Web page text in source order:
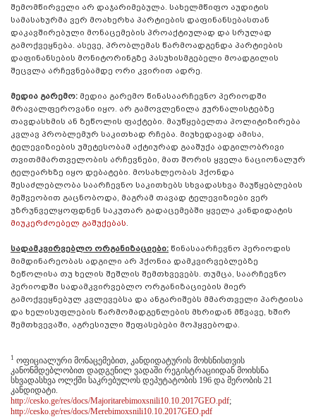
შემომწირველი არ დაჯარიმებულა. სახელმწიფო აუდიტის
სამასახურმა ვერ მოახერხა პარტიების დაფინანსებასთან
დაკავშირებული მონაცემების პროაქტიულად და სრულად
გამოქვეყნება. ასევე, პრობლემას წარმოადგენდა პარტიების
დაფინანსების მონიტორინგზე პასუხისმგებელი მოადგილის
შეცვლა არჩევნებამდე ორი კვირით ადრე.
მედია გარემო: მედია გარემო წინასაარჩევნო პერიოდში
მრავალფეროვანი იყო. არ გამოვლენილა ჟურნალისტებზე
თავდასხმის ან ზეწოლის ფაქტები. მაუწყებელთა პოლიტიზირება
კვლავ პრობლემურ საკითხად რჩება. მიუხედავად ამისა,
ტელევიზიების უმეტესობამ აქტიურად გააშუქა ადგილობრივი
თვითმმართველობის არჩევნები, მათ შორის ყველა ნაციონალურ
ტელეარხზე იყო დებატები. მოსახლეობას ჰქონდა
შესაძლებლობა საარჩევნო საკითხებს სხვადასხვა მაუწყებლების
მეშვეობით გაცნობოდა, მაგრამ თავად ტელევიზიები ვერ
უზრუნველყოფდნენ საკუთარ გადაცემებში ყველა კანდიდატის
მიუკერძოებელ გაშუქებას.
სადამკვირვებლო ორგანიზაციები: წინასაარჩევნო პერიოდის
მიმდინარეობას ადგილი არ ჰქონია დამკვირვებლებზე
ზეწოლისა თუ ხელის შეშლის შემთხვევებს. თუმცა, საარჩევნო
პერიოდში სადამკვირვებლო ორგანიზაციების მიერ
გამოქვეყნებულ კვლევებსა და ანგარიშებს მმართველი პარტიისა
და ხელისუფლების წარმომადგენლების მხრიდან მწვავე, ხშირ
შემთხვევაში, აგრესიული შეფასებები მოჰყვებოდა.
1 ოფიციალური მონაცემებით, კანდიდატურის მოხსნისთვის
კანონმდებლობით დადგენილ ვადაში რეგისტრაციიდან მოიხსნა
სხვადასხვა ოლქში საკრებულოს დეპუტატობის 196 და მერობის 21
კანდიდატი.
http://cesko.ge/res/docs/Majoritarebimoxsnili10.10.2017GEO.pdf;
http://cesko.ge/res/docs/Merebimoxsnili10.10.2017GEO.pdf